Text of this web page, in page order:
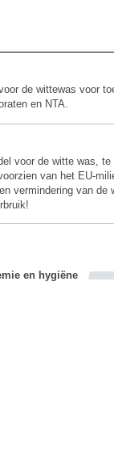
de wittewas voor
en NTA.
voor de witte was,
van het EU-
vermindering van de
en hygiëne